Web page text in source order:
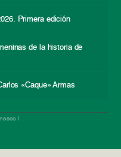
Primera edición
de la historia de
«Caque» Armas
|